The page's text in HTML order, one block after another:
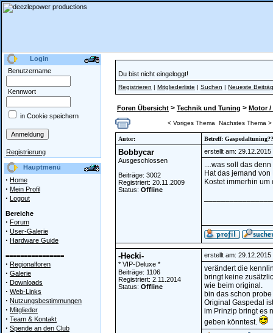
Login
Benutzername
Kennwort
in Cookie speichern
Registrierung
Hauptmenü
· Home
· Mein Profil
· Logout
Bereiche
· Forum
· User-Galerie
· Hardware Guide
================
· Regionalforen
· Galerie
· Downloads
· Web-Links
· Nutzungsbestimmungen
· Mitglieder
· Team & Kontakt
· Spende an den Club
Du bist nicht eingeloggt!
Registrieren | Mitgliederliste | Suchen | Neueste
Foren Übersicht > Technik und Tuning > Motor /
< Voriges Thema Nächstes Thema >
Autor: Betreff:
Bobbycar
Ausgeschlossen
Beiträge: 3002
Registriert: 20.11.2009
Status: Offline
erstellt am:
....was soll das
Hat das jemand
Kostet immerhin um
-Hecki-
* VIP-Deluxe *
Beiträge: 1106
Registriert: 2.11.2014
Status: Offline
erstellt am:
verändert die
bringt keine
wie beim original.
bin das schon
Original Gaspedal
im Prinzip bringt es
geben könntest.